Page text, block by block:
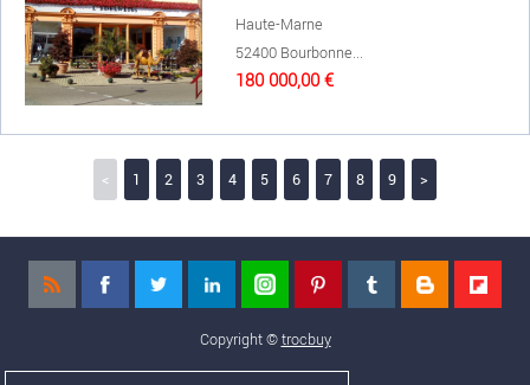
Haute-Marne
52400 Bourbonne...
180 000,00 €
< 1 2 3 4 5 6 7 8 9 >
Copyright ©trocbuy